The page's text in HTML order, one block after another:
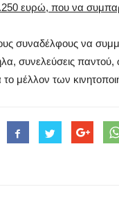
ευρώ, που να
συναδέλφους να
συνελεύσεις παντού,
το μέλλον των